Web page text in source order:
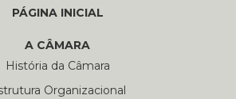
PÁGINA INICIAL
A CÂMARA
História da Câmara
Organizacional